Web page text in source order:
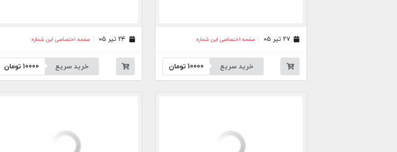
۲۷ تیر ۰۵ صفحه اختصاصی این شماره
خرید سریع 10000 تومان
صفحه اختصاصی این شماره
خرید سریع 10000تومان